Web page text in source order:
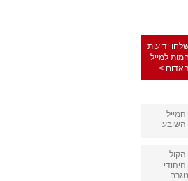
ידיעות
חמות למייל
האדום >
המייל
השובעי
הקול
היהודי